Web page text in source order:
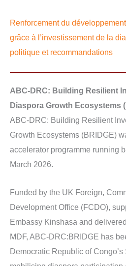
Renforcement du
grâce à l’investissement de la
politique et recommandations
ABC-DRC: Building Resilient
Diaspora Growth Ecosystems
ABC-DRC: Building Resilient
Growth Ecosystems (BRIDGE)
accelerator programme running
March 2026.
Funded by the UK Foreign,
Development Office (FCDO),
Embassy Kinshasa and
MDF, ABC-DRC:BRIDGE has
Democratic Republic of